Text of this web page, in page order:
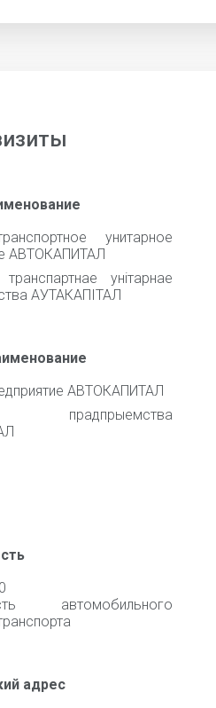
унитарное
АВТОКАПИТАЛ
унiтарнае
АУТАКАПIТАЛ
АВТОКАПИТАЛ
прадпрыемства
автомобильного
адрес